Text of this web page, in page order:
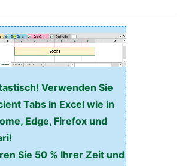
Verwenden Sie
Tabs in Excel wie in
Edge, Firefox und
Sie 50 % Ihrer Zeit und